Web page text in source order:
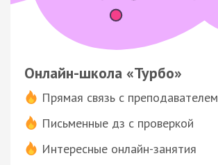
Онлайн-школа «Турбо»
Прямая связь с преподавателем
Письменные дз с проверкой
Интересные онлайн-занятия